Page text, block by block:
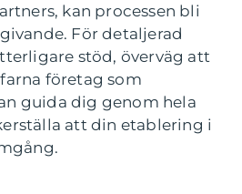
kan processen bli
För detaljerad
stöd, överväg att
företag som
guida dig genom hela
att din etablering i